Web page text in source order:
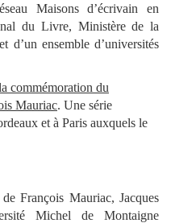
Maisons d’écrivain en
du Livre, Ministère de la
d’un ensemble d’universités
commémoration du
Mauriac. Une série
et à Paris auxquels le
François Mauriac, Jacques
Michel de Montaigne